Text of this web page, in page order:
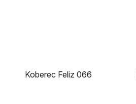
Koberec Feliz 066